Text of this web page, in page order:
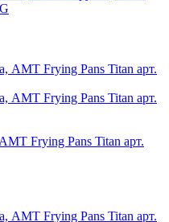
Frying Pans Titan арт.